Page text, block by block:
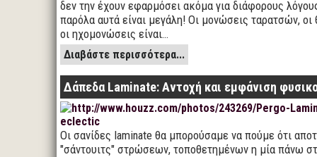
δεν την έχουν εφαρμόσει ακόμα για διάφορους
παρόλα αυτά είναι μεγάλη! Οι μονώσεις ταρατσών,
οι ηχομονώσεις είναι…
Διαβάστε περισσότερα...
Δάπεδα Laminate: Αντοχή και εμφάνιση
Οι σανίδες laminate θα μπορούσαμε να πούμε ότι
"σάντουιτς" στρώσεων, τοποθετημένων η μία πάνω